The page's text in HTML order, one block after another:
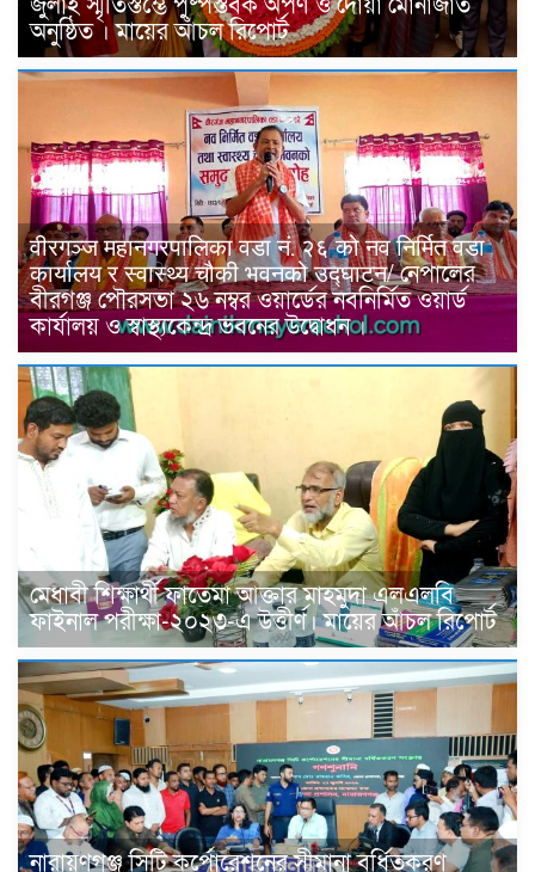
অনুষ্ঠিত । মায়ের আঁচল রিপোর্ট
वीरगञ्ज महानगरपालिका वडा नं. २६ को नव निर्मित वडा
कार्यालय र स्वास्थ्य चौकी भवनको उद्घाटन/ নেপালের
বীরগঞ্জ পৌরসভা ২৬ নম্বর ওয়ার্ডের নবনির্মিত ওয়ার্ড
কার্যালয় ও স্বাস্থ্যকেন্দ্র ভবনের উদ্বোধন ।
মেধাবী শিক্ষার্থী ফাতেমা আক্তার মাহমুদা এলএলবি
ফাইনাল পরীক্ষা-২০২৩-এ উত্তীর্ণ। মায়ের আঁচল রিপোর্ট
নারায়ণগঞ্জ সিটি কর্পোরেশনের সীমানা বর্ধিতকরণ